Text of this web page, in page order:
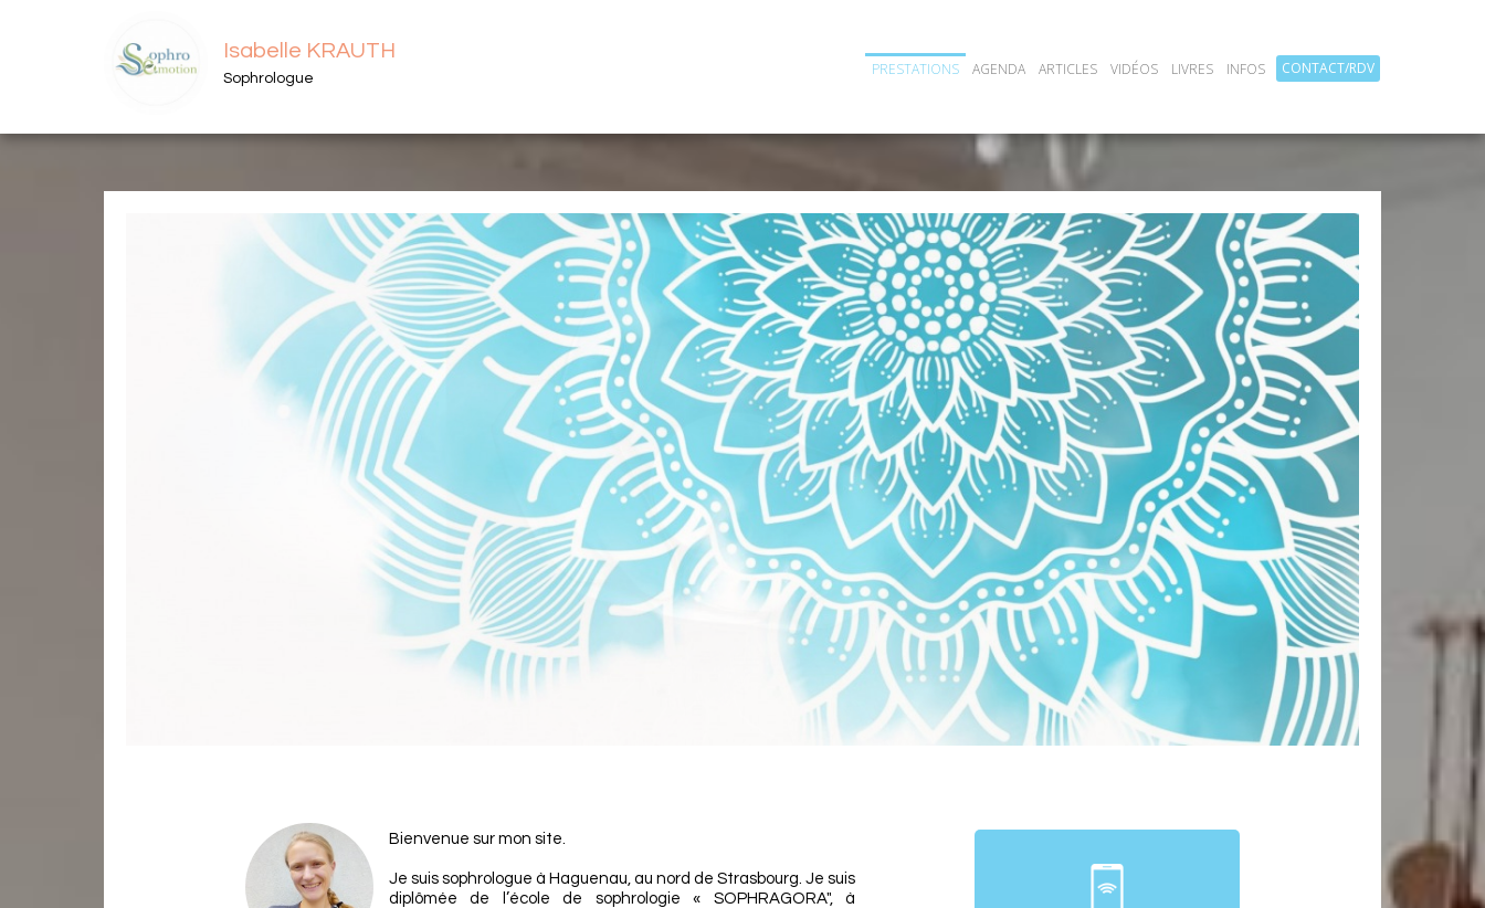
Isabelle KRAUTH
Sophrologue PRESTATIONS AGENDA ARTICLES VIDÉOS LIVRES INFOS CONTACT/RDV
Bienvenue sur mon site.
Je suis sophrologue à Haguenau, au nord de Strasbourg. Je suis
diplômée de l’école de sophrologie « SOPHRAGORA", à